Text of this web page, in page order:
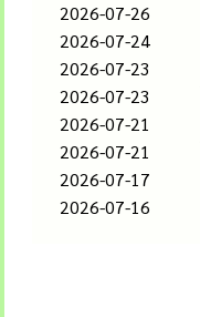
2026-07-26
2026-07-24
2026-07-23
2026-07-23
2026-07-21
2026-07-21
2026-07-17
2026-07-16